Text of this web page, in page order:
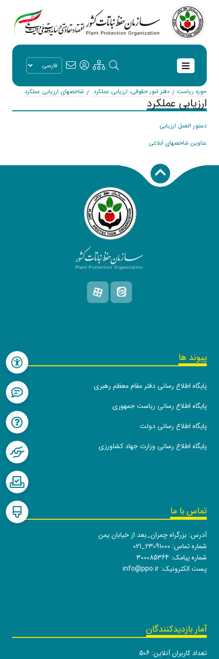
حوزه ریاست دفتر امور حقوقی، ارزیابی عملکرد شاخصهای ارزیابی عملکرد
ارزیابی عملکرد
دستور العمل ارزیابی
عناوین شاخصهای ابلاغی
پیوند ها
پایگاه اطلاع رسانی دفتر مقام معظم رهبری
پایگاه اطلاع رسانی ریاست جمهوری
پایگاه اطلاع رسانی دولت
پایگاه اطلاع رسانی وزارت جهاد کشاورزی
تماس با ما
آدرس: بزرگراه چمران_بعد از خیابان یمن
شماره تماس: 021_23091000
شماره پیامک: 300085364
پست الکترونیک: info@ppo.ir
آمار بازدیدکنندگان
تعداد کاربران آنلاین: 506